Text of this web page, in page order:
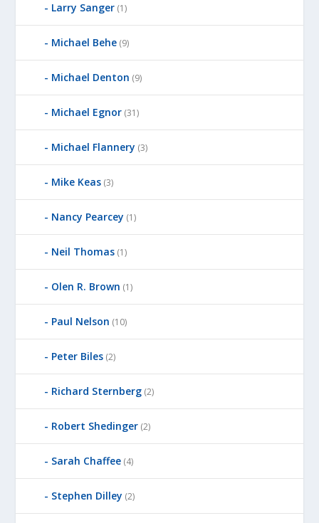
Larry Sanger (1)
Michael Behe (9)
Michael Denton (9)
Michael Egnor (31)
Michael Flannery (3)
Mike Keas (3)
Nancy Pearcey (1)
Neil Thomas (1)
Olen R. Brown (1)
Paul Nelson (10)
Peter Biles (2)
Richard Sternberg (2)
Robert Shedinger (2)
Sarah Chaffee (4)
Stephen Dilley (2)